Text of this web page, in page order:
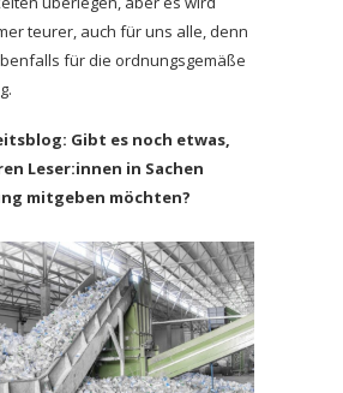
teurer, auch für uns alle, denn
für die ordnungsgemäße
Gibt es noch etwas,
Leser:innen in Sachen
mitgeben möchten?